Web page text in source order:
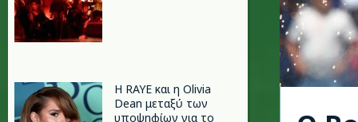
Η RAYE και η Olivia
Dean μεταξύ των
υποψηφίων για το